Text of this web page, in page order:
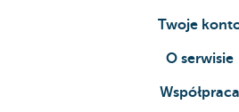
Twoje
O serwisie
Współpraca